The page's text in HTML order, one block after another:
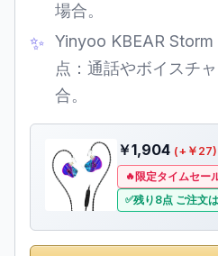
場合。
Yinyoo KBEAR Storm
点：通話やボイスチ
合。
￥1,904 (+￥27)
限定タイムセー
残り8点 ご注文